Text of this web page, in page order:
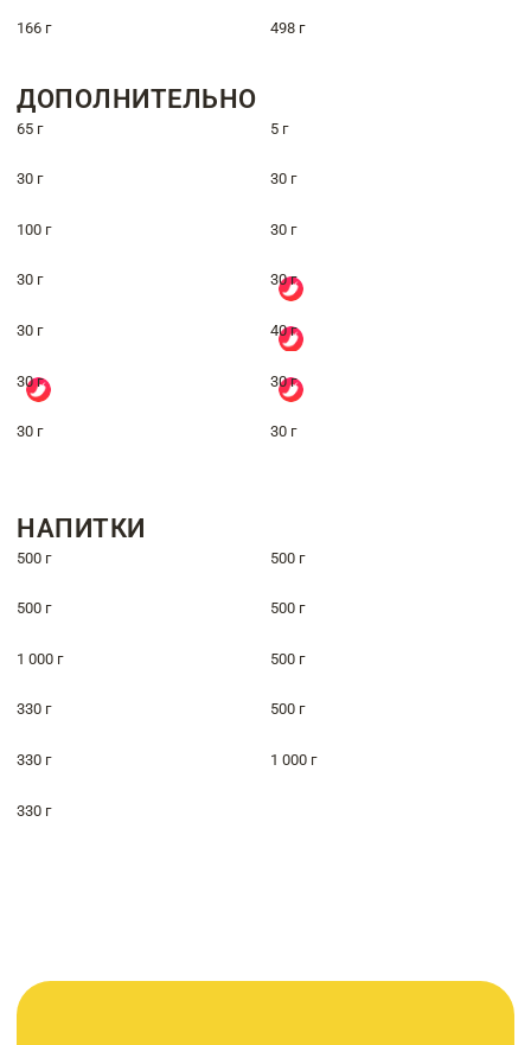
166 г 498 г
ДОПОЛНИТЕЛЬНО
65 г 5 г
30 г 30 г
100 г 30 г
30 г 30 г
30 г 40 г
30 г 30 г
30 г 30 г
НАПИТКИ
500 г 500 г
500 г 500 г
1 000 г 500 г
330 г 500 г
330 г 1 000 г
330 г